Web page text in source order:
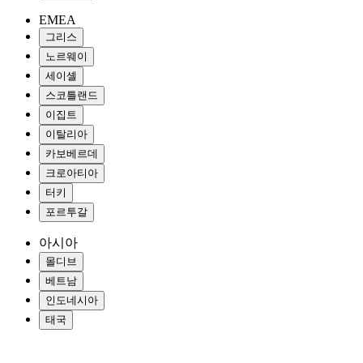
EMEA
그리스
노르웨이
세이셸
스코틀랜드
이집트
이탈리아
카보베르데
크로아티아
터키
포르투갈
아시아
몰디브
베트남
인도네시아
태국